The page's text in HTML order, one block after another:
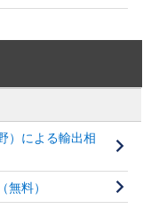
）による輸出相
料）